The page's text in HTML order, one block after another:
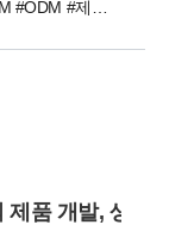
품 개발, 생산